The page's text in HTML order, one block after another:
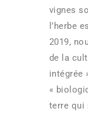
vignes
l’herbe
2019,
de la
intégrée
«
terre qui